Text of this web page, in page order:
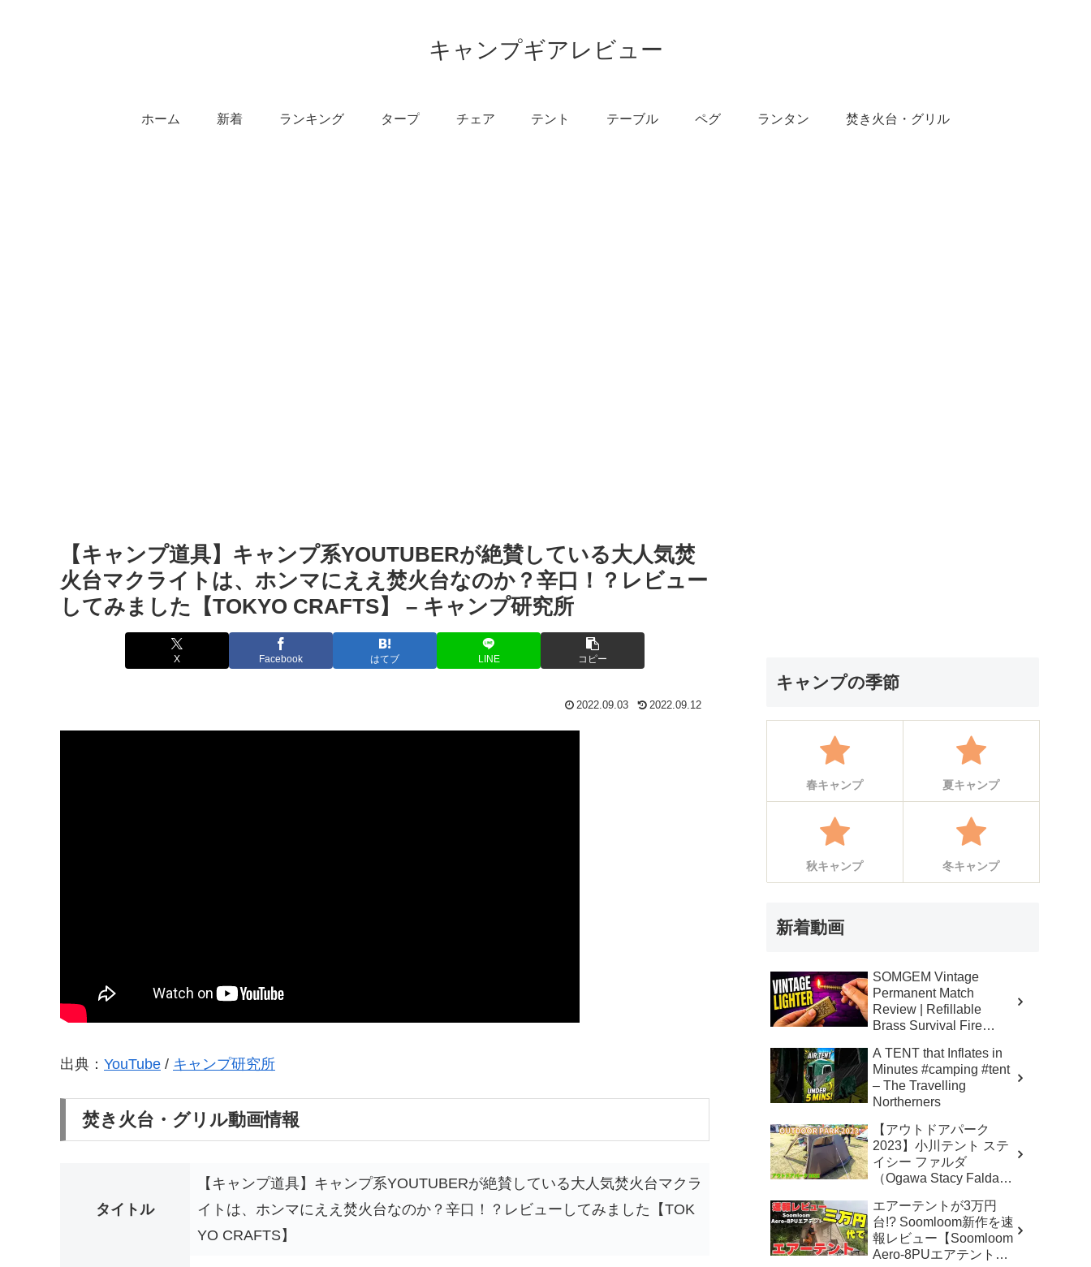
キャンプギアレビュー
ホーム 新着 ランキング タープ チェア テント テーブル ペグ ランタン 焚き火台・グリル
【キャンプ道具】キャンプ系YOUTUBERが絶賛している大人気焚
火台マクライトは、ホンマにええ焚火台なのか？辛口！？レビュー
してみました【TOKYO CRAFTS】 – キャンプ研究所
X Facebook はてブ LINE コピー
2022.09.03 2022.09.12
出典： YouTube / キャンプ研究所
焚き火台・グリル動画情報
タイトル
【キャンプ道具】キャンプ系YOUTUBERが絶賛している大人気焚火台マクラ
イトは、ホンマにええ焚火台なのか？辛口！？レビューしてみました【TOK
YO CRAFTS】
キャンプの季節
春キャンプ 夏キャンプ
秋キャンプ 冬キャンプ
新着動画
SOMGEM Vintage
Permanent Match
Review | Refillable
Brass Survival Fire
Honest Reviews
A TENT that Inflates in
Minutes #camping #tent
– The Travelling
Northerners
【アウトドアパーク
2023】小川テント ステ
イシー ファルダ
（Ogawa Stacy Falda）
akoakoa
エアーテントが3万円
台!? Soomloom新作を速
報レビュー【Soomloom
Aero-8PUエアテント】